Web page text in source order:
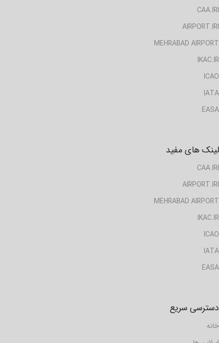
CAA.IRI
AIRPORT.IRI
MEHRABAD AIRPORT
IKAC.IR
ICAO
IATA
EASA
لینک های مفید
CAA.IRI
AIRPORT.IRI
MEHRABAD AIRPORT
IKAC.IR
ICAO
IATA
EASA
دسترسی سریع
خانه